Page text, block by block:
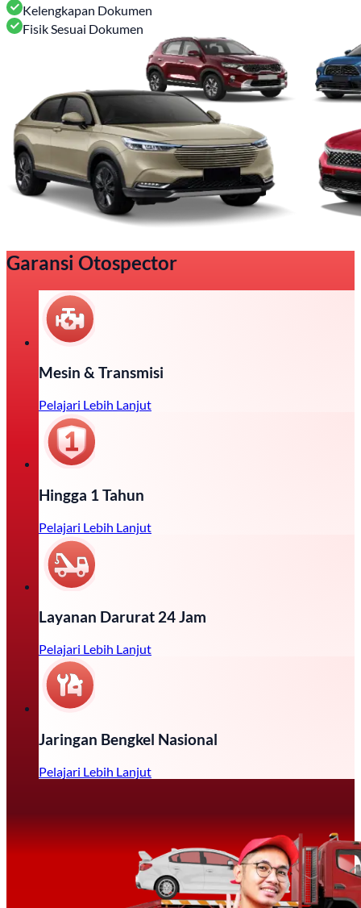
Kelengkapan Dokumen
Fisik Sesuai Dokumen
Garansi Otospector
Mesin & Transmisi
Pelajari Lebih Lanjut
Hingga 1 Tahun
Pelajari Lebih Lanjut
Layanan Darurat 24 Jam
Pelajari Lebih Lanjut
Jaringan Bengkel Nasional
Pelajari Lebih Lanjut